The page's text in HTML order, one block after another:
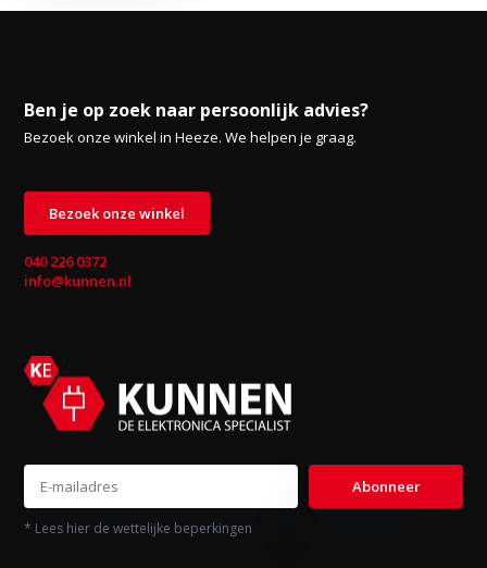
Ben je op zoek naar persoonlijk advies?
Bezoek onze winkel in Heeze. We helpen je graag.
Bezoek onze winkel
040 226 0372
info@kunnen.nl
Abonneer
* Lees hier de wettelijke beperkingen